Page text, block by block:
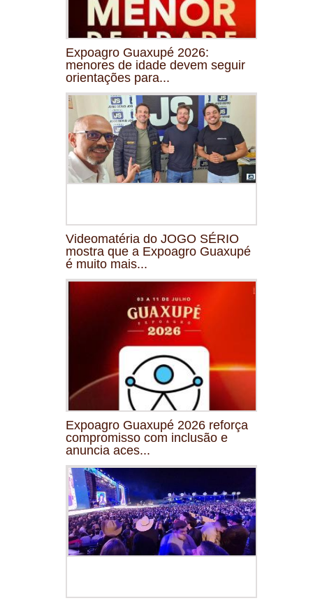
Expoagro Guaxupé 2026:
menores de idade devem seguir
orientações para...
Videomatéria do JOGO SÉRIO
mostra que a Expoagro Guaxupé
é muito mais...
Expoagro Guaxupé 2026 reforça
compromisso com inclusão e
anuncia aces...